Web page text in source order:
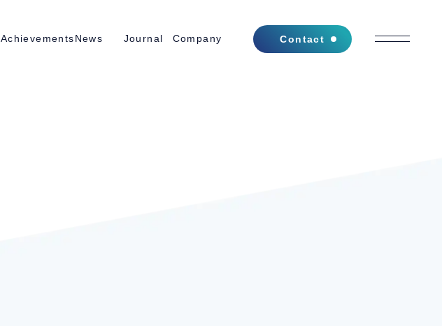
AchievementsNews Journal Company Contact